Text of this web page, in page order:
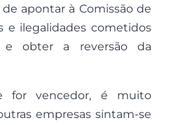
apontar à Comissão de
e ilegalidades cometidos
e obter a reversão da
for vencedor, é muito
empresas sintam-se